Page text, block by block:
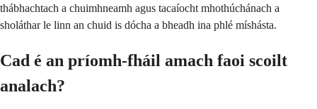
thábhachtach a chuimhneamh agus tacaíocht mhothúchánach a
sholáthar le linn an chuid is dócha a bheadh ina phlé míshásta.
Cad é an príomh-fháil amach faoi scoilt
analach?